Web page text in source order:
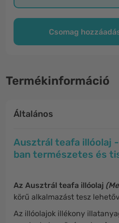
Csomag
Termékinformáció
Általános
Ausztrál teafa illóolaj
ban természetes és
Az Ausztrál teafa illóolaj
körű alkalmazást tesz
Az illóolajok illékony